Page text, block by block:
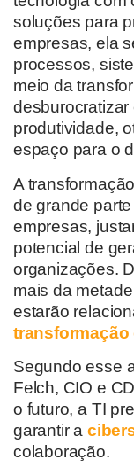
soluções para
empresas, ela
processos,
meio da
produtividade,
espaço para o
A
de grande
empresas,
potencial de
organizações.
mais da
estarão
transformação
Segundo esse
Felch, CIO e
o futuro, a TI
garantir a
colaboração.